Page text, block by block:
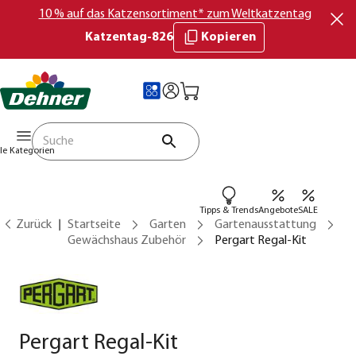
10 % auf das Katzensortiment* zum Weltkatzentag
Katzentag-826
Kopieren
Kategorien
Tipps & TrendsAngeboteSALE
Zurück Startseite Garten
Gartenausstattung
Gewächshaus Zubehör
Pergart Regal-Kit
Pergart Regal-Kit